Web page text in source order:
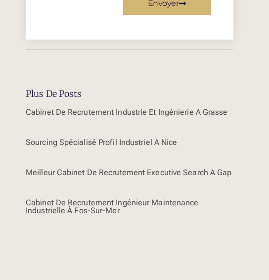
Envoyer
Plus De Posts
Cabinet De Recrutement Industrie Et Ingénierie À Grasse
Sourcing Spécialisé Profil Industriel À Nice
Meilleur Cabinet De Recrutement Executive Search À Gap
Cabinet De Recrutement Ingénieur Maintenance
Industrielle À Fos-Sur-Mer